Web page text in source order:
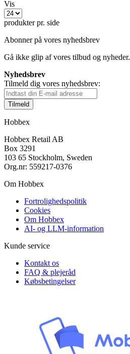
Vis
produkter pr. side
Abonner på vores nyhedsbrev
Gå ikke glip af vores tilbud og nyheder.
Nyhedsbrev
Tilmeld dig vores nyhedsbrev:
Tilmeld
Hobbex
Hobbex Retail AB
Box 3291
103 65 Stockholm, Sweden
Org.nr: 559217-0376
Om Hobbex
Fortrolighedspolitik
Cookies
Om Hobbex
AI- og LLM-information
Kunde service
Kontakt os
FAQ & plejeråd
Købsbetingelser